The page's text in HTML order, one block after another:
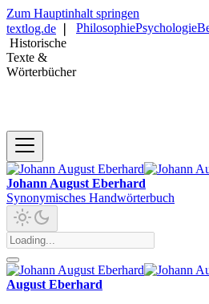
Zum Hauptinhalt springen
textlog.de
Historische
Texte &
Wörterbücher
PhilosophiePsychologie
Johann August Eberhard
Synonymisches Handwörterbuch
August Eberhard